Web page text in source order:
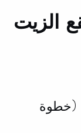
الزيت
(خطوة